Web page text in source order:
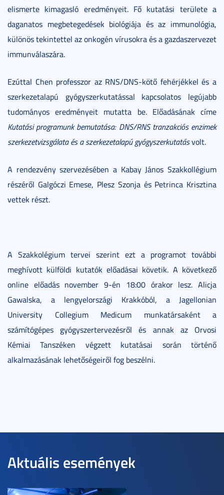
elismerte kimagasló eredményeit. Fő kutatási területe a
daganatos megbetegedések biológiája és az immunológia,
különös tekintettel az onkogén vírusokra és a gazdaszervezet
immunválaszára.
Ezúttal Chen professzor az RNS/DNS-kötő fehérjékkel és a
szerkezetalapú gyógyszerkutatással kapcsolatos legújabb
tudományos eredményeit mutatta be. Előadásának címe
Kutatási programunk bemutatása: DNS/RNS tranzakciós enzimek
szerkezetvizsgálata és a szerkezetalapú gyógyszerkutatásvolt.
A rendezvény szervezésében a Kabay János Szakkollégium
részéről Galgóczi Emese, Plesz Szonja és Petrinca Krisztina
vettek részt.
A Szakkolégium tervei szerint ezt a programot további
meghívott külföldi kutatók előadásai követik. A következő
online előadás november 9-én 18:00 órakor lesz. Alicja
Gawalska, a lengyelországi Krakkóból, a Jagellonian
University Collegium Medicum munkatársaként a
számítógépes gyógyszertervezésről és annak az Orvosi
Kémiai Tanszéken végzett kutatásai során történő
alkalmazásának lehetőségeiről fog beszélni.
Aktuális események